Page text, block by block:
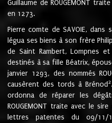
Guillaume de ROUGEMONT
en 1273.
Pierre comte de SAVOIE,
légua ses biens à son frère
de Saint Rambert, Lompnes
destinés à sa fille Béatrix,
janvier 1293, des nommés
causèrent des tords à Brénod 2
ordonna de réparer les
ROUGEMONT traite avec le
lettres patentes du 09/11/